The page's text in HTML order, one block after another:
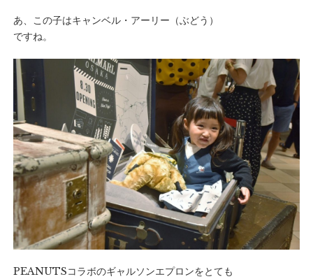
あ、この子はキャンベル・アーリー（ぶどう）
ですね。
PEANUTSコラボのギャルソンエプロンをとても